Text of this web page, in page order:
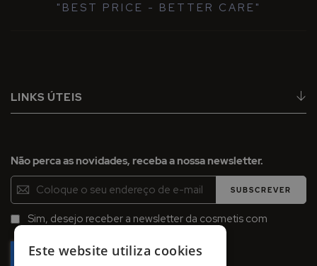
"BEST PRICE - BETTER CARE"
LINKS ÚTEIS
Não perca as novidades, receba a nossa newsletter.
Inscreva-
se
na
Newsletter:
SUBSCREVER
Sim, desejo receber a newsletter da cosmetis com
Este website utiliza cookies